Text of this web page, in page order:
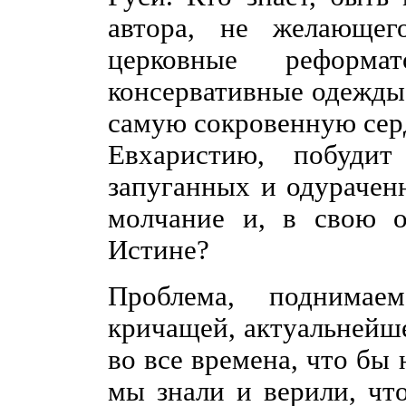
автора, не
церковные
консервативные
самую сокровенную
Евхаристию,
запуганных и
молчание и, в свою
Истине?
Проблема,
кричащей,
во все времена, что
мы знали и верили,